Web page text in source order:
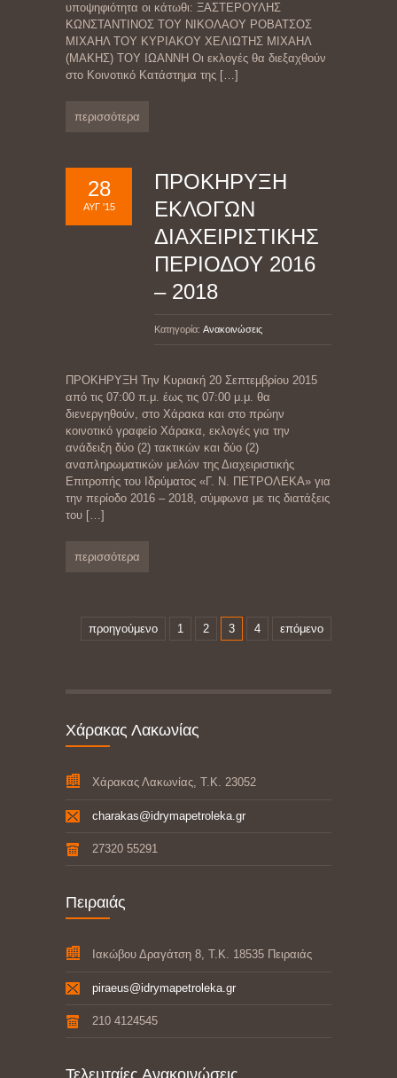
υποψηφιότητα οι κάτωθι: ΞΑΣΤΕΡΟΥΛΗΣ
ΚΩΝΣΤΑΝΤΙΝΟΣ ΤΟΥ ΝΙΚΟΛΑΟΥ ΡΟΒΑΤΣΟΣ
ΜΙΧΑΗΛ ΤΟΥ ΚΥΡΙΑΚΟΥ ΧΕΛΙΩΤΗΣ ΜΙΧΑΗΛ
(ΜΑΚΗΣ) ΤΟΥ ΙΩΑΝΝΗ Οι εκλογές θα διεξαχθούν
στο Κοινοτικό Κατάστημα της […]
περισσότερα
28
ΑΥΓ '15
ΠΡΟΚΗΡΥΞΗ
ΕΚΛΟΓΩΝ
ΔΙΑΧΕΙΡΙΣΤΙΚΗΣ
ΠΕΡΙΟΔΟΥ 2016
– 2018
Κατηγορία: Ανακοινώσεις
ΠΡΟΚΗΡΥΞΗ Την Κυριακή 20 Σεπτεμβρίου 2015
από τις 07:00 π.μ. έως τις 07:00 μ.μ. θα
διενεργηθούν, στο Χάρακα και στο πρώην
κοινοτικό γραφείο Χάρακα, εκλογές για την
ανάδειξη δύο (2) τακτικών και δύο (2)
αναπληρωματικών μελών της Διαχειριστικής
Επιτροπής του Ιδρύματος «Γ. Ν. ΠΕΤΡΟΛΕΚΑ» για
την περίοδο 2016 – 2018, σύμφωνα με τις διατάξεις
του […]
περισσότερα
προηγούμενο 1 2 3 4 επόμενο
Χάρακας Λακωνίας
Χάρακας Λακωνίας, Τ.Κ. 23052
charakas@idrymapetroleka.gr
27320 55291
Πειραιάς
Ιακώβου Δραγάτση 8, Τ.Κ. 18535 Πειραιάς
piraeus@idrymapetroleka.gr
210 4124545
Τελευταίες Ανακοινώσεις